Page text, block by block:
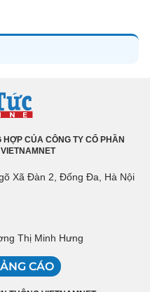
CỦA CÔNG TY CỔ PHẦN
Xã Đàn 2, Đống Đa, Hà Nội
Thị Minh Hưng
CÁO